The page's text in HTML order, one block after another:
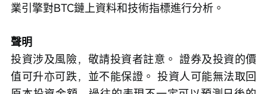
業引擎對BTC鏈上資料和技術指標進行分析。
聲明
投資涉及風險，敬請投資者註意。 證券及投資的價
值可升亦可跌，並不能保證。 投資人可能無法取回